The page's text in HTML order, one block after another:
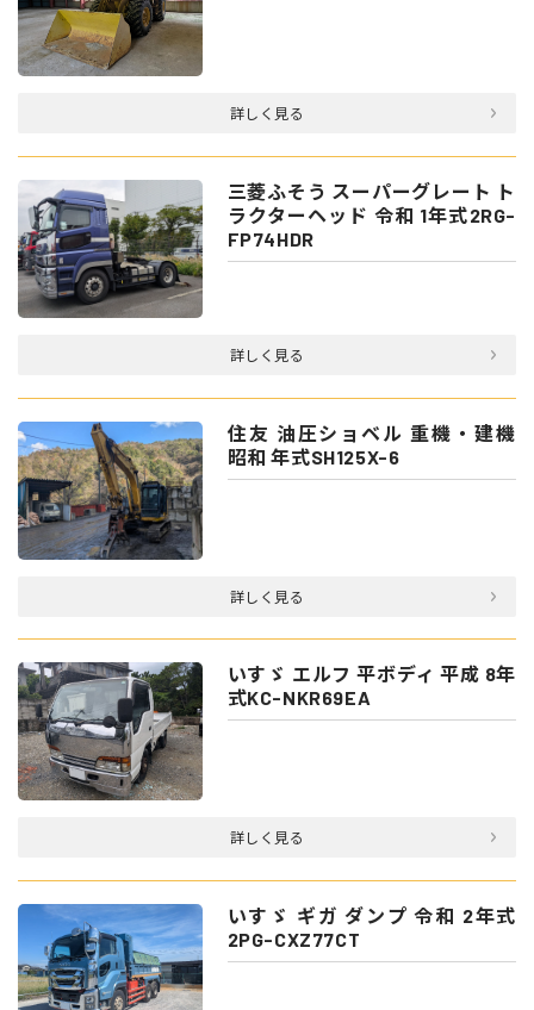
詳しく見る
三菱ふそう スーパーグレート ト
ラクターヘッド 令和 1年式2RG-
FP74HDR
詳しく見る
住友 油圧ショベル 重機・建機
昭和 年式SH125X-6
詳しく見る
いすゞ エルフ 平ボディ 平成 8年
式KC-NKR69EA
詳しく見る
いすゞ ギガ ダンプ 令和 2年式
2PG-CXZ77CT